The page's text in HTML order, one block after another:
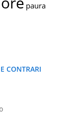
paura
CONTRARI